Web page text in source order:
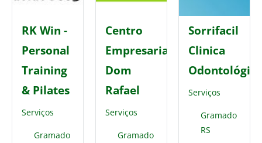
RK Win -
Personal
Training
& Pilates
Serviços
Gramado
Centro
Empresarial
Dom
Rafael
Serviços
Gramado
Sorrifacil
Clinica
Serviços
Gramado
RS